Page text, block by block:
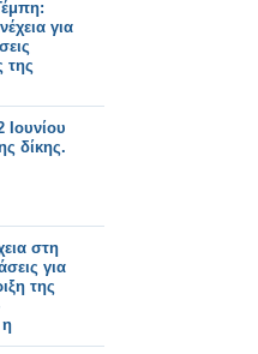
για
της
Ιουνίου
δίκης.
στη
για
της
η